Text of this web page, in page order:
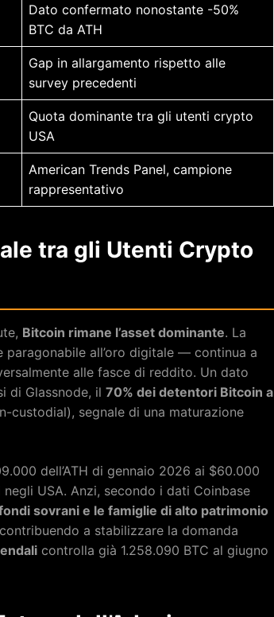
Dato confermato nonostante -50%
BTC da ATH
Gap in allargamento rispetto alle
survey precedenti
Quota dominante tra gli utenti crypto
USA
American Trends Panel, campione
rappresentativo
tra gli Utenti Crypto
Bitcoin rimane l’asset dominante. La
all’oro digitale — continua a
alle fasce di reddito. Un dato
di Glassnode, il 70% dei detentori Bitcoin a
custodial), segnale di una maturazione
dell’ATH di gennaio 2026 ai $60.000
USA. Anzi, secondo i dati Coinbase
sovrani e le famiglie di alto patrimonio
a stabilizzare la domanda
controlla già 1.258.090 BTC al giugno